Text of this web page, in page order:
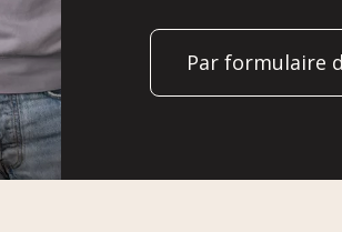
Par formulaire